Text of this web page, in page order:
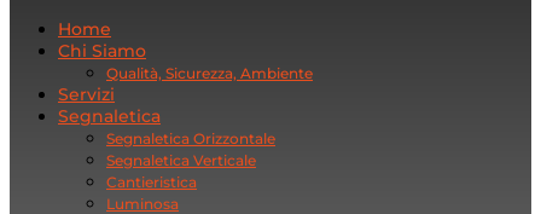
Home
Chi Siamo
Qualità, Sicurezza, Ambiente
Servizi
Segnaletica
Segnaletica Orizzontale
Segnaletica Verticale
Cantieristica
Luminosa